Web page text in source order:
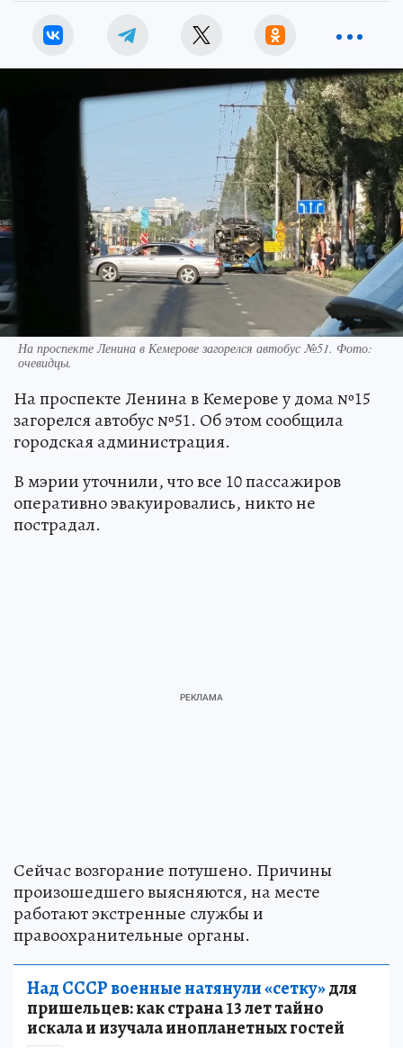
На проспекте Ленина в Кемерове загорелся автобус №51. Фото:
очевидцы.
На проспекте Ленина в Кемерове у дома №15
загорелся автобус №51. Об этом сообщила
городская администрация.
В мэрии уточнили, что все 10 пассажиров
оперативно эвакуировались, никто не
пострадал.
Сейчас возгорание потушено. Причины
произошедшего выясняются, на месте
работают экстренные службы и
правоохранительные органы.
Над СССР военные натянули «сетку»для
пришельцев: как страна 13 лет тайно
искала и изучала инопланетных гостей